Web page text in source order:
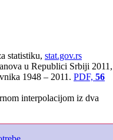
statistiku, stat.gov.rs
u Republici Srbiji 2011,
1948 – 2011. PDF, 56
interpolacijom iz dva